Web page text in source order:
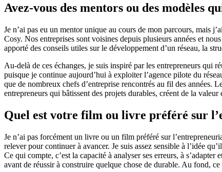
Avez-vous des mentors ou des modèles
Je n’ai pas eu un mentor unique au cours de mon parcours, mais
Cosy. Nos entreprises sont voisines depuis plusieurs années et
apporté des conseils utiles sur le développement d’un réseau, la
Au-delà de ces échanges, je suis inspiré par les entrepreneurs qui
puisque je continue aujourd’hui à exploiter l’agence pilote du
que de nombreux chefs d’entreprise rencontrés au fil des années.
entrepreneurs qui bâtissent des projets durables, créent de la
Quel est votre film ou livre préféré sur
Je n’ai pas forcément un livre ou un film préféré sur
relever pour continuer à avancer. Je suis assez sensible à l’idée
Ce qui compte, c’est la capacité à analyser ses erreurs, à
avant de réussir à construire quelque chose de durable. Au fond,